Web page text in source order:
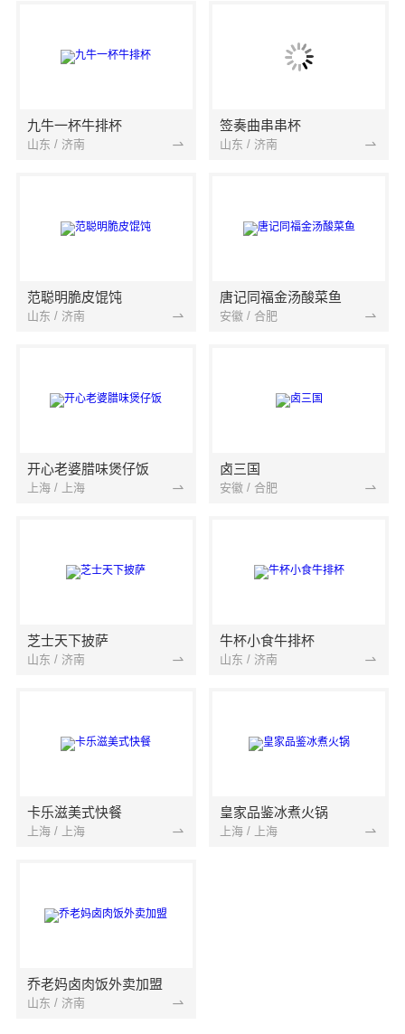
九牛一杯牛排杯
山东 / 济南
签奏曲串串杯
山东 / 济南
范聪明脆皮馄饨
山东 / 济南
唐记同福金汤酸菜鱼
安徽 / 合肥
开心老婆腊味煲仔饭
上海 / 上海
卤三国
安徽 / 合肥
芝士天下披萨
山东 / 济南
牛杯小食牛排杯
山东 / 济南
卡乐滋美式快餐
上海 / 上海
皇家品鉴冰煮火锅
上海 / 上海
乔老妈卤肉饭外卖加盟
山东 / 济南